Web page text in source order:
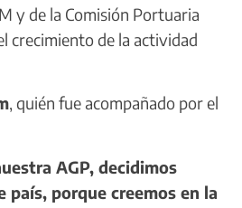
y de la Comisión Portuaria
crecimiento de la actividad
, quién fue acompañado por el
AGP, decidimos
porque creemos en la